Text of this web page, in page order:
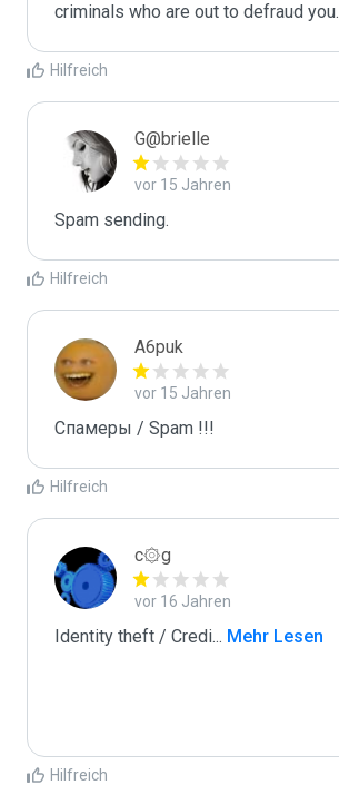
criminals who are out to defraud you.
Hilfreich
G@brielle
vor 15 Jahren
Spam sending.
Hilfreich
A6puk
vor 15 Jahren
Спамеры / Spam !!!
Hilfreich
c۞g
vor 16 Jahren
Identity theft / Credi... Mehr Lesen
Hilfreich